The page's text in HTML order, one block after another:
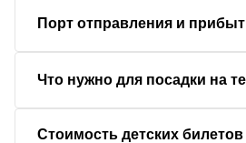
Порт отправления и
Что нужно для посадки на
Стоимость детских билетов